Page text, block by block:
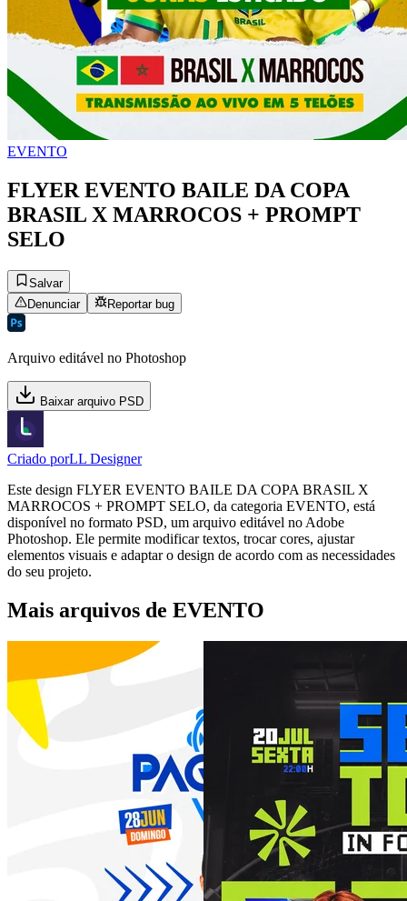
EVENTO
FLYER EVENTO BAILE DA COPA
BRASIL X MARROCOS + PROMPT
SELO
Salvar
Denunciar
Reportar bug
Arquivo editável no Photoshop
Baixar arquivo PSD
Criado porLL Designer
Este design FLYER EVENTO BAILE DA COPA BRASIL X
MARROCOS + PROMPT SELO, da categoria EVENTO, está
disponível no formato PSD, um arquivo editável no Adobe
Photoshop. Ele permite modificar textos, trocar cores, ajustar
elementos visuais e adaptar o design de acordo com as necessidades
do seu projeto.
Mais arquivos de EVENTO